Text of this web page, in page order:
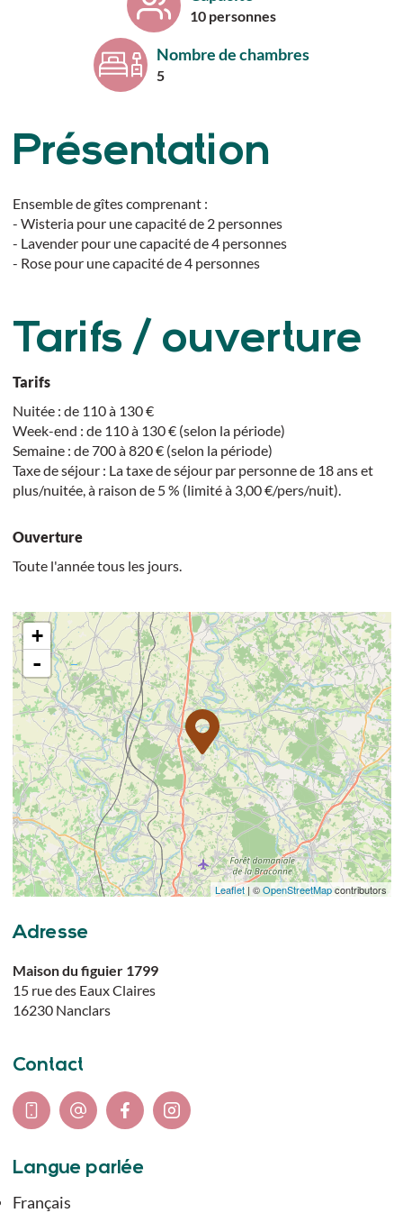
10 personnes
Nombre de chambres
5
Présentation
Ensemble de gîtes comprenant :
- Wisteria pour une capacité de 2 personnes
- Lavender pour une capacité de 4 personnes
- Rose pour une capacité de 4 personnes
Tarifs / ouverture
Tarifs
Nuitée : de 110 à 130 €
Week-end : de 110 à 130 € (selon la période)
Semaine : de 700 à 820 € (selon la période)
Taxe de séjour : La taxe de séjour par personne de 18 ans et
plus/nuitée, à raison de 5 % (limité à 3,00 €/pers/nuit).
Ouverture
Toute l'année tous les jours.
+
-
Leaflet| ©OpenStreetMapcontributors
Adresse
Maison du figuier 1799
15 rue des Eaux Claires
16230 Nanclars
Contact
Langue parlée
Français